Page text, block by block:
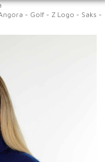
- Golf - Z Logo - Saks -